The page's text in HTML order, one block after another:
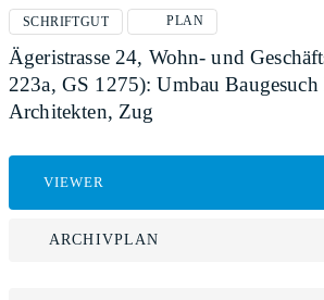
SCHRIFTGUT PLAN
Ägeristrasse 24, Wohn- und
223a, GS 1275): Umbau
Architekten, Zug
VIEWER
ARCHIVPLAN